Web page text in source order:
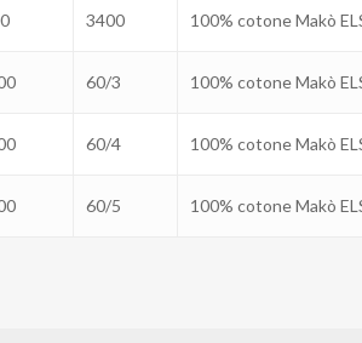
3400 100% cotone Makò
60/3 100% cotone Makò
60/4 100% cotone Makò
60/5 100% cotone Makò